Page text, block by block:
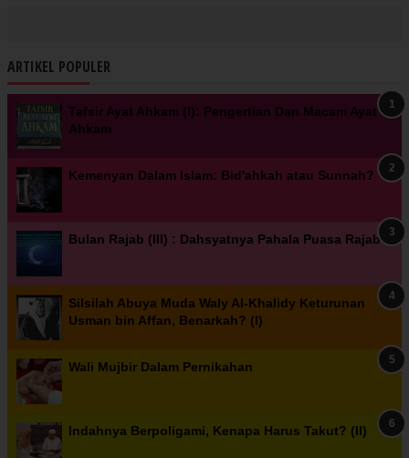
ARTIKEL POPULER
Tafsir Ayat Ahkam (I): Pengertian Dan Macam Ayat
Ahkam
Kemenyan Dalam Islam: Bid'ahkah atau Sunnah?
Bulan Rajab (III) : Dahsyatnya Pahala Puasa Rajab
Silsilah Abuya Muda Waly Al-Khalidy Keturunan
Usman bin Affan, Benarkah? (I)
Wali Mujbir Dalam Pernikahan
Indahnya Berpoligami, Kenapa Harus Takut? (II)